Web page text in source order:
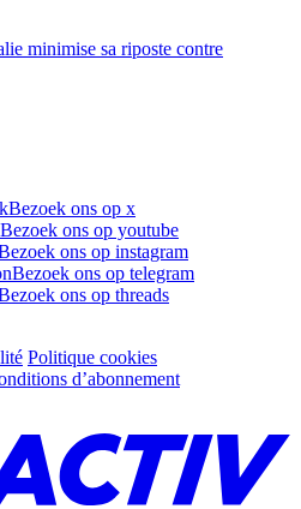
minimise sa riposte contre
Bezoek ons op x
Bezoek ons op youtube
ons op instagram
Bezoek ons op telegram
ons op threads
Politique cookies
d’abonnement